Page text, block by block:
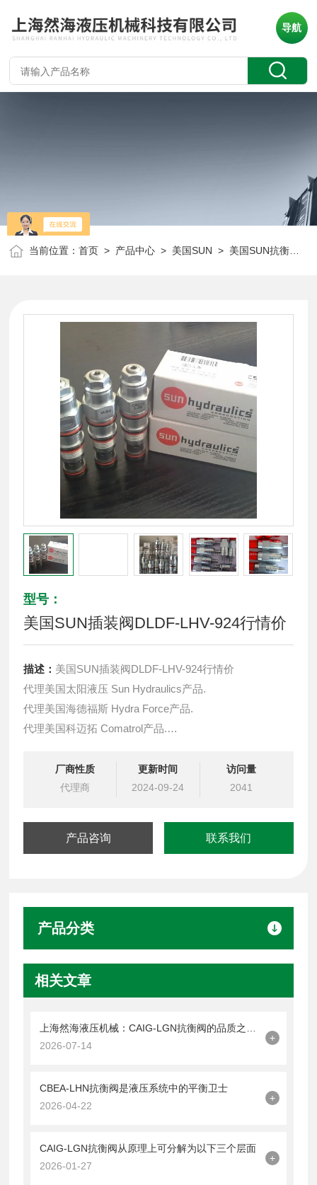
导航
当前位置：首页 > 产品中心 > 美国SUN > 美国SUN抗衡阀
型号：
美国SUN插装阀DLDF-LHV-924行情价
描述： 美国SUN插装阀DLDF-LHV-924行情价
代理美国太阳液压 Sun Hydraulics产品.
代理美国海德福斯 Hydra Force产品.
代理美国科迈拓 Comatrol产品.
提供油路系统设计,油路块设计,阀块设计与选型
液压油缸，经销力士乐、派克、中国台湾北部等液压元件
厂商性质
代理商
更新时间
2024-09-24
访问量
2041
产品咨询 联系我们
产品分类
相关文章
2026-07-14
+
CBEA-LHN抗衡阀是液压系统中的平衡卫士
2026-04-22
+
CAIG-LGN抗衡阀从原理上可分解为以下三个层面
2026-01-27
+